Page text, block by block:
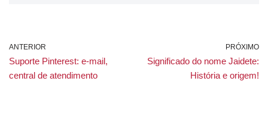
ANTERIOR
Suporte Pinterest: e-mail,
central de atendimento
PRÓXIMO
Significado do nome Jaidete:
História e origem!